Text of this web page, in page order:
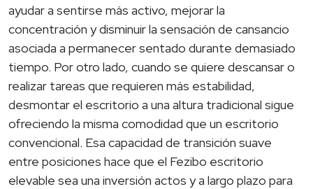
ayudar a sentirse más activo, mejorar la
concentración y disminuir la sensación de cansancio
asociada a permanecer sentado durante demasiado
tiempo. Por otro lado, cuando se quiere descansar o
realizar tareas que requieren más estabilidad,
desmontar el escritorio a una altura tradicional sigue
ofreciendo la misma comodidad que un escritorio
convencional. Esa capacidad de transición suave
entre posiciones hace que el Fezibo escritorio
elevable sea una inversión actos y a largo plazo para